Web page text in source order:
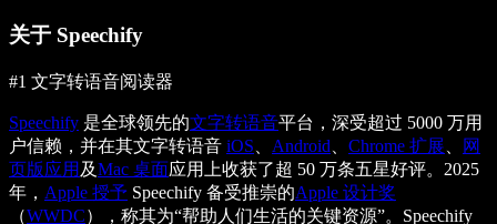
关于 Speechify
#1 文字转语音阅读器
Speechify 是全球领先的文字转语音平台，深受超过 5000 万用
户信赖，并在其文字转语音 iOS Android Chrome 扩展
网
页版应用 及Mac 桌面应用上收获了超 50 万条五星好评。2025
年， Apple 授予 Speechify 备受推崇的Apple 设计奖
（WWDC），称其为“帮助人们生活的关键资源”。Speechify